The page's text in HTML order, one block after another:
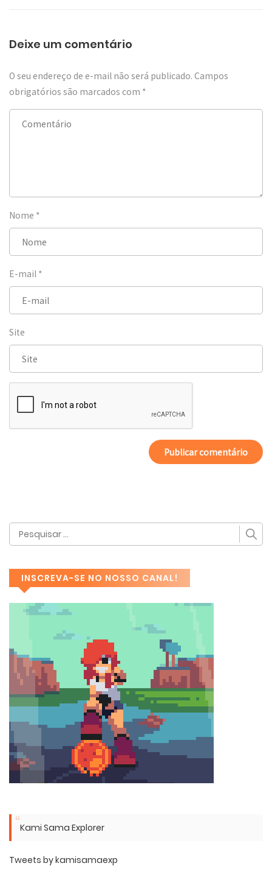
Deixe um comentário
O seu endereço de e-mail não será publicado. Campos
obrigatórios são marcados com *
Nome *
E-mail *
Site
INSCREVA-SE NO NOSSO CANAL!
Kami Sama Explorer
Tweets by kamisamaexp